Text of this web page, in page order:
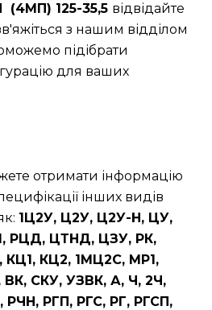
(4МП) 125-35,5 відвідайте
з нашим відділом
підібрати
для ваших
отримати інформацію
інших видів
1Ц2У, Ц2У, Ц2У-Н, ЦУ,
РЦД, ЦТНД, ЦЗУ, РК,
КЦ2, 1МЦ2С, МР1,
СКУ, УЗВК, А, Ч, 2Ч,
РЧН, РГП, РГС, РГ, РГСП,